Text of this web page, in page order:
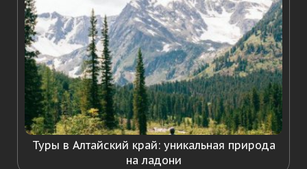
Туры в Алтайский край: уникальная природа
на ладони